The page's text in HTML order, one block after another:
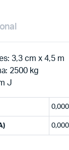
3,3 cm x 4,5 m
2500 kg
J